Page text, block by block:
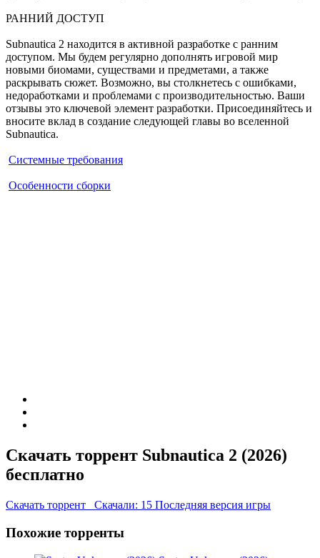
РАННИЙ ДОСТУП
Subnautica 2 находится в активной разработке с ранним
доступом. Мы будем регулярно дополнять игровой мир
новыми биомами, существами и предметами, а также
раскрывать сюжет. Возможно, вы столкнетесь с ошибками,
недоработками и проблемами с производительностью. Ваши
отзывы это ключевой элемент разработки. Присоединяйтесь и
вносите вклад в создание следующей главы во вселенной
Subnautica.
Системные требования
Особенности сборки
Скачать торрент Subnautica 2 (2026)
бесплатно
Скачать торрент Скачали: 15 Последняя версия игры
Похожие торренты